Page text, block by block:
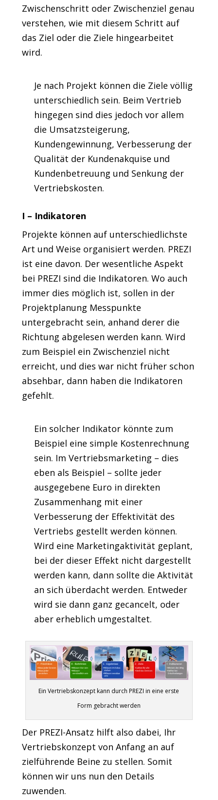
Zwischenschritt oder Zwischenziel genau
verstehen, wie mit diesem Schritt auf
das Ziel oder die Ziele hingearbeitet
wird.
Je nach Projekt können die Ziele völlig
unterschiedlich sein. Beim Vertrieb
hingegen sind dies jedoch vor allem
die Umsatzsteigerung,
Kundengewinnung, Verbesserung der
Qualität der Kundenakquise und
Kundenbetreuung und Senkung der
Vertriebskosten.
I – Indikatoren
Projekte können auf unterschiedlichste
Art und Weise organisiert werden. PREZI
ist eine davon. Der wesentliche Aspekt
bei PREZI sind die Indikatoren. Wo auch
immer dies möglich ist, sollen in der
Projektplanung Messpunkte
untergebracht sein, anhand derer die
Richtung abgelesen werden kann. Wird
zum Beispiel ein Zwischenziel nicht
erreicht, und dies war nicht früher schon
absehbar, dann haben die Indikatoren
gefehlt.
Ein solcher Indikator könnte zum
Beispiel eine simple Kostenrechnung
sein. Im Vertriebsmarketing – dies
eben als Beispiel – sollte jeder
ausgegebene Euro in direkten
Zusammenhang mit einer
Verbesserung der Effektivität des
Vertriebs gestellt werden können.
Wird eine Marketingaktivität geplant,
bei der dieser Effekt nicht dargestellt
werden kann, dann sollte die Aktivität
an sich überdacht werden. Entweder
wird sie dann ganz gecancelt, oder
aber erheblich umgestaltet.
Ein Vertriebskonzept kann durch PREZI in eine erste
Form gebracht werden
Der PREZI-Ansatz hilft also dabei, Ihr
Vertriebskonzept von Anfang an auf
zielführende Beine zu stellen. Somit
können wir uns nun den Details
zuwenden.